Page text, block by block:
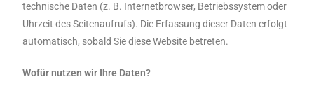
technische Daten (z. B. Internetbrowser, Betriebssystem oder
Uhrzeit des Seitenaufrufs). Die Erfassung dieser Daten erfolgt
automatisch, sobald Sie diese Website betreten.
Wofür nutzen wir Ihre Daten?